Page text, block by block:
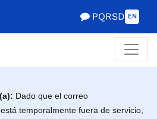
PQRSD EN
Dado que el correo
temporalmente fuera de servicio,